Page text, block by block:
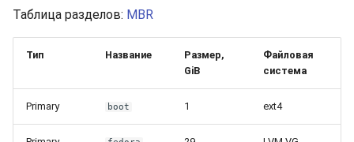
Таблица разделов: MBR
Тип Название
Размер,
GiB
Файловая
система
Primary boot 1 ext4